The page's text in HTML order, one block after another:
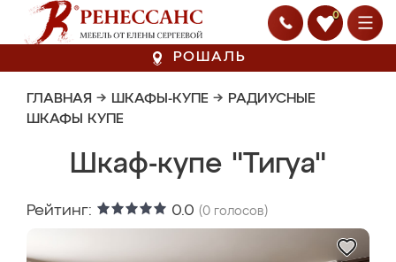
0
РОШАЛЬ
ГЛАВНАЯ → ШКАФЫ-КУПЕ → РАДИУСНЫЕ
ШКАФЫ КУПЕ
Шкаф-купе "Тигуа"
Рейтинг: 0.0 (0 голосов)